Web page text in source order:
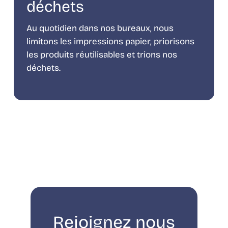
déchets
Au quotidien dans nos bureaux, nous
limitons les impressions papier, priorisons
les produits réutilisables et trions nos
déchets.
Rejoignez nous